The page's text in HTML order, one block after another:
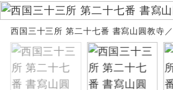
西国三十三所 第二十七番 書寫山圓教寺
然遺産を訪ねるコ
絶景 絶景スポットに立ち
温泉 温泉地にも宿泊す